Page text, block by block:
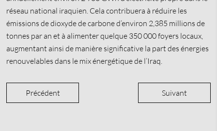
réseau national iraquien. Cela contribuera à réduire les
émissions de dioxyde de carbone d’environ 2,385 millions de
tonnes par an et à alimenter quelque 350 000 foyers locaux,
augmentant ainsi de manière significative la part des énergies
renouvelables dans le mix énergétique de l’Iraq.
Précédent Suivant